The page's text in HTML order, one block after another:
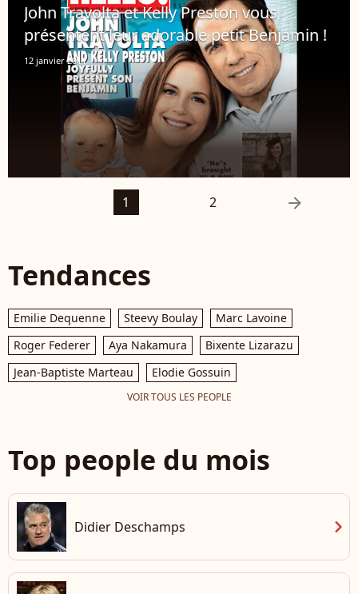
John Travolta et Kelly Preston vous
présentent leur adorable petit Benjamin !
12 janvier 2011
1 2 arrow_right
Tendances
Emilie Dequenne Steevy Boulay
Marc Lavoine
Roger Federer
Aya Nakamura
Bixente Lizarazu
Jean-Baptiste Marteau
Elodie Gossuin
VOIR TOUS LES PEOPLE
Top people du mois
Didier Deschamps chevron_right